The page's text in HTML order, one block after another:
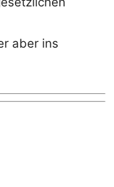
aber ins